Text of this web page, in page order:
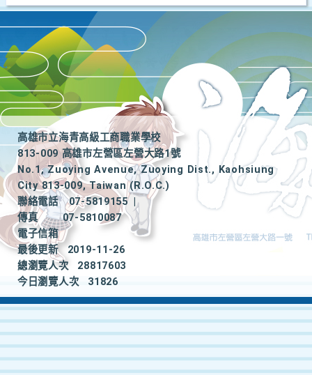
高雄市立海青高級工商職業學校
813-009 高雄市左營區左營大路1號
No.1, Zuoying Avenue, Zuoying Dist., Kaohsiung
City 813-009, Taiwan (R.O.C.)
聯絡電話
07-5819155
|
傳真
07-5810087
電子信箱
最後更新
2019-11-26
總瀏覽人次
28817603
今日瀏覽人次
31826